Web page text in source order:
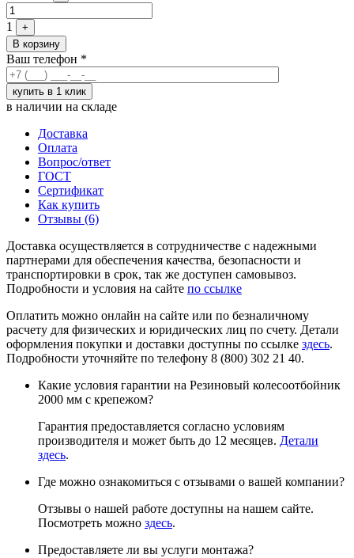
1
+
В корзину
Ваш телефон *
в наличии на складе
Доставка
Оплата
Вопрос/ответ
ГОСТ
Сертификат
Как купить
Отзывы (6)
Доставка осуществляется в сотрудничестве с надежными
партнерами для обеспечения качества, безопасности и
транспортировки в срок, так же доступен самовывоз.
Подробности и условия на сайте по ссылке
Оплатить можно онлайн на сайте или по безналичному
расчету для физических и юридических лиц по счету. Детали
оформления покупки и доставки доступны по ссылке здесь.
Подробности уточняйте по телефону 8 (800) 302 21 40.
Какие условия гарантии на Резиновый колесоотбойник
2000 мм с крепежом?
Гарантия предоставляется согласно условиям
производителя и может быть до 12 месяцев. Детали
здесь.
Где можно ознакомиться с отзывами о вашей компании?
Отзывы о нашей работе доступны на нашем сайте.
Посмотреть можно здесь.
Предоставляете ли вы услуги монтажа?